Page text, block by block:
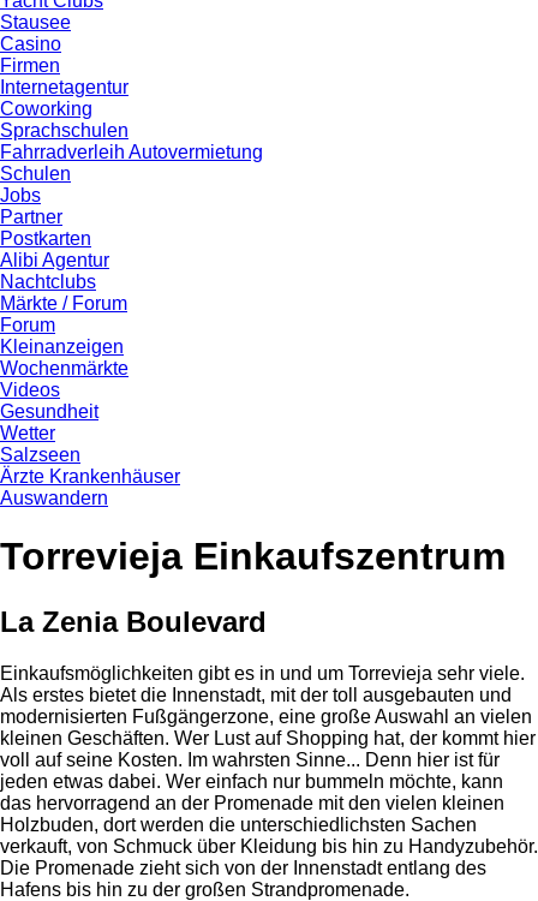
Stausee
Casino
Firmen
Internetagentur
Coworking
Sprachschulen
Fahrradverleih Autovermietung
Schulen
Jobs
Partner
Postkarten
Alibi Agentur
Nachtclubs
Märkte / Forum
Forum
Kleinanzeigen
Wochenmärkte
Videos
Gesundheit
Wetter
Salzseen
Ärzte Krankenhäuser
Auswandern
Torrevieja Einkaufszentrum
La Zenia Boulevard
Einkaufsmöglichkeiten gibt es in und um Torrevieja sehr viele.
Als erstes bietet die Innenstadt, mit der toll ausgebauten und
modernisierten Fußgängerzone, eine große Auswahl an vielen
kleinen Geschäften. Wer Lust auf Shopping hat, der kommt hier
voll auf seine Kosten. Im wahrsten Sinne... Denn hier ist für
jeden etwas dabei. Wer einfach nur bummeln möchte, kann
das hervorragend an der Promenade mit den vielen kleinen
Holzbuden, dort werden die unterschiedlichsten Sachen
verkauft, von Schmuck über Kleidung bis hin zu Handyzubehör.
Die Promenade zieht sich von der Innenstadt entlang des
Hafens bis hin zu der großen Strandpromenade.